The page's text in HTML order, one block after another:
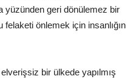
yüzünden geri dönülemez bir
felaketi önlemek için insanlığın
bir ülkede yapılmış